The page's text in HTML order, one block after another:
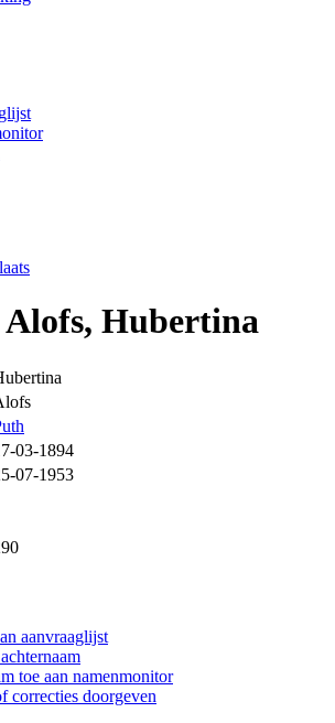
Alofs, Hubertina
03-1894
07-1953
aanvraaglijst
toe aan namenmonitor
correcties doorgeven